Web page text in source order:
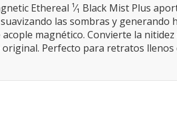
Ethereal ¹⁄₁ Black Mist Plus
las sombras y generando
acople magnético. Convierte la
original. Perfecto para retratos